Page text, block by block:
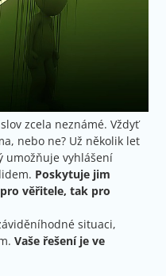
zcela neznámé. Vždyť
nebo ne? Už několik let
umožňuje vyhlášení
Poskytuje jim
věřitele, tak pro
situaci,
Vaše řešení je ve